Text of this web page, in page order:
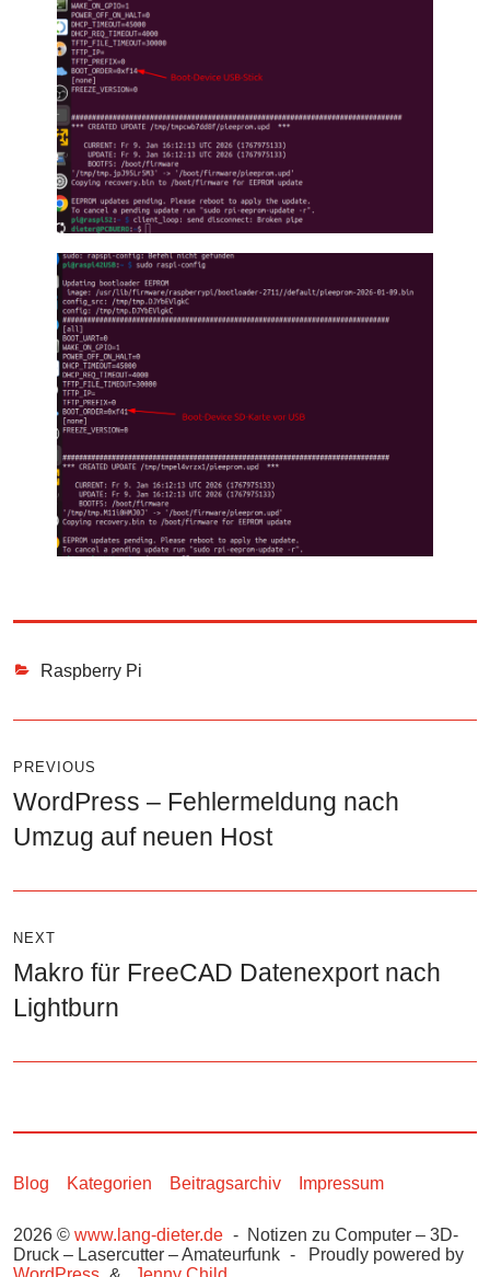
Categories
Raspberry Pi
PREVIOUS
Previous
post:
WordPress – Fehlermeldung nach
Umzug auf neuen Host
NEXT
Next
post:
Makro für FreeCAD Datenexport nach
Lightburn
Blog Kategorien Beitragsarchiv Impressum
2026 © www.lang-dieter.de
Notizen zu Computer – 3D-
Druck – Lasercutter – Amateurfunk
Proudly powered by